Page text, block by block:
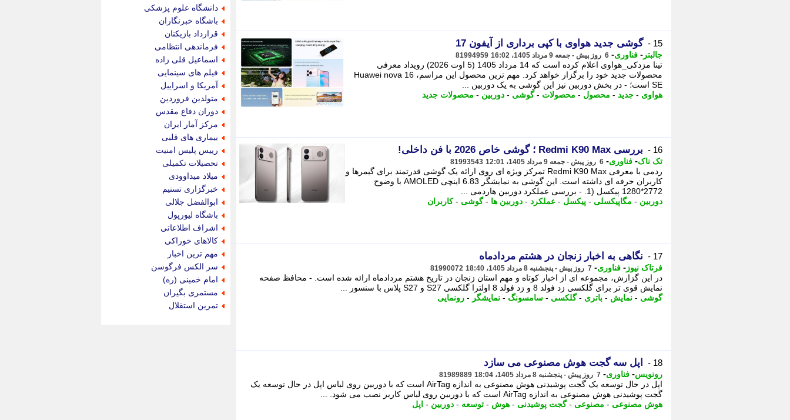
15 - گوشی جدید هواوی با کپی برداری از آیفون 17
جالبتر - فناوری- 6 روز پیش - جمعه 9 مرداد 1405، 16:02 81994959
تینا مزدکی_هواوی اعلام کرده است که 14 مرداد 1405 (5 اوت 2026) رویداد معرفی
محصولات جدید خود را برگزار خواهد کرد. مهم ترین محصول این مراسم، Huawei nova 16
SE است؛ - در بخش دوربین نیز این گوشی به یک دوربین ...
هواوی - جدید - محصول - محصولات -گوشی - دوربین - محصولات جدید
16 - بررسی Redmi K90 Max ؛ گوشی خاص 2026 با فن داخلی!
تک ناک- فناوری- 6 روز پیش - جمعه 9 مرداد 1405، 12:01 81993543
ردمی با معرفی Redmi K90 Max تمرکز ویژه ای روی ارائه یک گوشی قدرتمند برای گیمرها و
کاربران حرفه ای داشته است. این گوشی به نمایشگر 6.83 اینچی AMOLED با وضوح
2772*1280 پیکسل (1. - بررسی عملکرد دوربین هاردمی ...
دوربین - مگاپیکسلی - پیکسل - عملکرد - دوربین ها -گوشی -کاربران
17 - نگاهی به اخبار زنجان در هشتم مردادماه
فرتاک نیوز - فناوری- 7 روز پیش - پنجشنبه 8 مرداد 1405، 18:40 81990072
در این گزارش، مجموعه ای از اخبار کوتاه و مهم استان زنجان در تاریخ هشتم مردادماه ارائه شده است. - محافظ صفحه
نمایش قوی تر برای گلکسی زد فولد 8 و زد فولد 8 اولترا گلکسی S27 و S27 پلاس با سنسور ...
گوشی - نمایش - باتری -گلکسی - سامسونگ - نمایشگر - رونمایی
18 - اپل سه گجت هوش مصنوعی می سازد
رونویس- فناوری- 7 روز پیش - پنجشنبه 8 مرداد 1405، 18:04 81989889
اپل در حال توسعه یک گجت پوشیدنی هوش مصنوعی به اندازه AirTag است که با دوربین روی لباس اپل در حال توسعه یک
گجت پوشیدنی هوش مصنوعی به اندازه AirTag است که با دوربین روی لباس کاربر نصب می شود. ...
هوش مصنوعی - مصنوعی -گجت پوشیدنی - هوش - توسعه - دوربین - اپل
دانشگاه علوم پزشکی
باشگاه خبرنگاران
قرارداد بازیکنان
فرماندهی انتظامی
اسماعیل قلی زاده
فیلم های سینمایی
آمریکا و اسراییل
متولدین فروردین
دوران دفاع مقدس
مرکز آمار ایران
بیماری های قلبی
رییس پلیس امنیت
تحصیلات تکمیلی
میلاد میداوودی
خبرگزاری تسنیم
ابوالفضل جلالی
باشگاه لیورپول
اشراف اطلاعاتی
کالاهای خوراکی
مهم ترین اخبار
سر الکس فرگوسن
امام خمینی (ره)
مستمری بگیران
تمرین استقلال